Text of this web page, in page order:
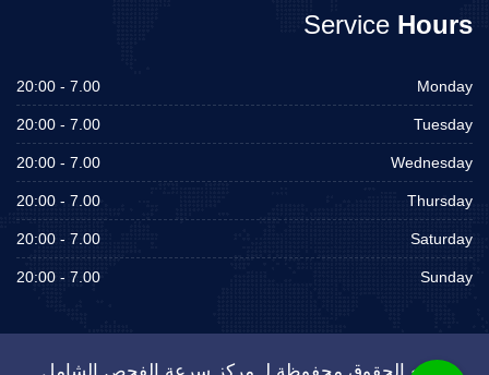
Service Hours
Monday
7.00 - 20:00
Tuesday
7.00 - 20:00
Wednesday
7.00 - 20:00
Thursday
7.00 - 20:00
Saturday
7.00 - 20:00
Sunday
7.00 - 20:00